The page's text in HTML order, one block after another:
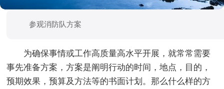
参观消防队方案
为确保事情或工作高质量高水平开展，就常常需要
事先准备方案，方案是阐明行动的时间，地点，目的，
预期效果，预算及方法等的书面计划。那么什么样的方